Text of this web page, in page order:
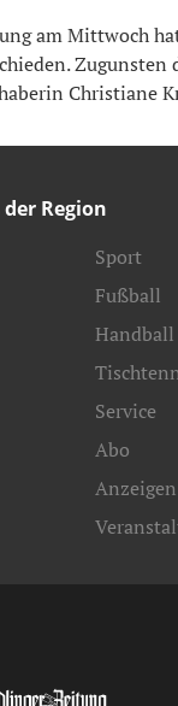
am Mittwoch
Zugunsten
Christiane
Region
Sport
Fußball
Handball
Service
Abo
Anzeigen